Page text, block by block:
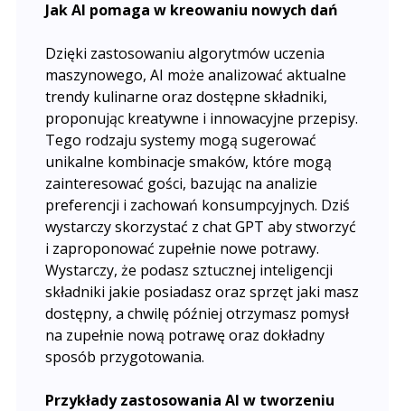
Jak AI pomaga w kreowaniu nowych dań
Dzięki zastosowaniu algorytmów uczenia
maszynowego, AI może analizować aktualne
trendy kulinarne oraz dostępne składniki,
proponując kreatywne i innowacyjne przepisy.
Tego rodzaju systemy mogą sugerować
unikalne kombinacje smaków, które mogą
zainteresować gości, bazując na analizie
preferencji i zachowań konsumpcyjnych. Dziś
wystarczy skorzystać z chat GPT aby stworzyć
i zaproponować zupełnie nowe potrawy.
Wystarczy, że podasz sztucznej inteligencji
składniki jakie posiadasz oraz sprzęt jaki masz
dostępny, a chwilę później otrzymasz pomysł
na zupełnie nową potrawę oraz dokładny
sposób przygotowania.
Przykłady zastosowania AI w tworzeniu